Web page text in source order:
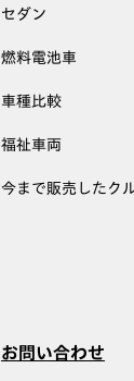
セダン
燃料電池車
車種比較
福祉車両
今まで販売したク
お問い合わせ